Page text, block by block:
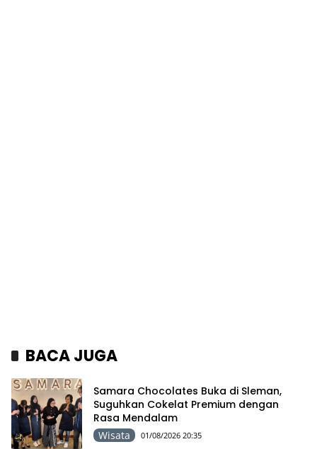
BACA JUGA
Samara Chocolates Buka di Sleman,
Suguhkan Cokelat Premium dengan
Rasa Mendalam
Wisata 01/08/2026 20:35